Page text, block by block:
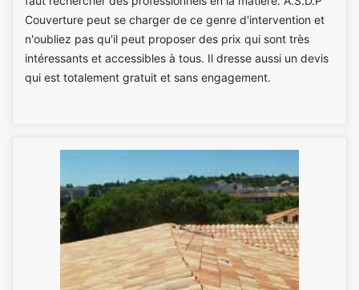
Couverture peut se charger de ce genre d'intervention et
n'oubliez pas qu'il peut proposer des prix qui sont très
intéressants et accessibles à tous. Il dresse aussi un devis
qui est totalement gratuit et sans engagement.